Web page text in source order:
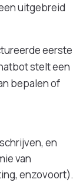
uitgebreid
eerste
stelt een
bepalen of
en
van
enzovoort).